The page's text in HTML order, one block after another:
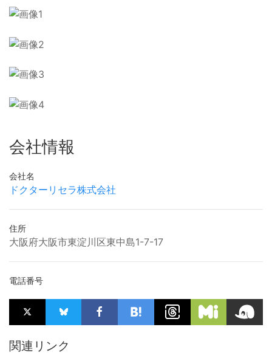
会社情報
会社名
ドクターリセラ株式会社
住所
大阪府大阪市東淀川区東中島1-7-17
電話番号
関連リンク